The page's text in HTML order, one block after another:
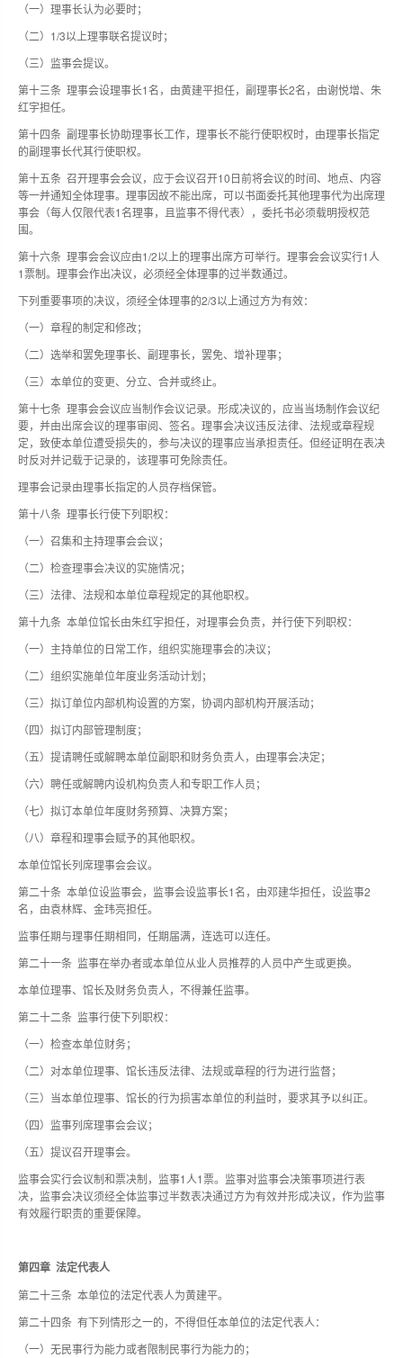
（一）理事长认为必要时；
（二）1/3以上理事联名提议时；
（三）监事会提议。
第十三条 理事会设理事长1名，由黄建平担任，副理事长2名，由谢悦增、朱
红宇担任。
第十四条 副理事长协助理事长工作，理事长不能行使职权时，由理事长指定
的副理事长代其行使职权。
第十五条 召开理事会会议，应于会议召开10日前将会议的时间、地点、内容
等一并通知全体理事。理事因故不能出席，可以书面委托其他理事代为出席理
事会（每人仅限代表1名理事，且监事不得代表），委托书必须载明授权范
围。
第十六条 理事会会议应由1/2以上的理事出席方可举行。理事会会议实行1人
1票制。理事会作出决议，必须经全体理事的过半数通过。
下列重要事项的决议，须经全体理事的2/3以上通过方为有效：
（一）章程的制定和修改；
（二）选举和罢免理事长、副理事长，罢免、增补理事；
（三）本单位的变更、分立、合并或终止。
第十七条 理事会会议应当制作会议记录。形成决议的，应当当场制作会议纪
要，并由出席会议的理事审阅、签名。理事会决议违反法律、法规或章程规
定，致使本单位遭受损失的，参与决议的理事应当承担责任。但经证明在表决
时反对并记载于记录的，该理事可免除责任。
理事会记录由理事长指定的人员存档保管。
第十八条 理事长行使下列职权：
（一）召集和主持理事会会议；
（二）检查理事会决议的实施情况；
（三）法律、法规和本单位章程规定的其他职权。
第十九条 本单位馆长由朱红宇担任，对理事会负责，并行使下列职权：
（一）主持单位的日常工作，组织实施理事会的决议；
（二）组织实施单位年度业务活动计划；
（三）拟订单位内部机构设置的方案，协调内部机构开展活动；
（四）拟订内部管理制度；
（五）提请聘任或解聘本单位副职和财务负责人，由理事会决定；
（六）聘任或解聘内设机构负责人和专职工作人员；
（七）拟订本单位年度财务预算、决算方案；
（八）章程和理事会赋予的其他职权。
本单位馆长列席理事会会议。
第二十条 本单位设监事会，监事会设监事长1名，由邓建华担任，设监事2
名，由袁林辉、金玮亮担任。
监事任期与理事任期相同，任期届满，连选可以连任。
第二十一条 监事在举办者或本单位从业人员推荐的人员中产生或更换。
本单位理事、馆长及财务负责人，不得兼任监事。
第二十二条 监事行使下列职权：
（一）检查本单位财务；
（二）对本单位理事、馆长违反法律、法规或章程的行为进行监督；
（三）当本单位理事、馆长的行为损害本单位的利益时，要求其予以纠正。
（四）监事列席理事会会议；
（五）提议召开理事会。
监事会实行会议制和票决制，监事1人1票。监事对监事会决策事项进行表
决，监事会决议须经全体监事过半数表决通过方为有效并形成决议，作为监事
有效履行职责的重要保障。
第四章 法定代表人
第二十三条 本单位的法定代表人为黄建平。
第二十四条 有下列情形之一的，不得但任本单位的法定代表人：
（一）无民事行为能力或者限制民事行为能力的；